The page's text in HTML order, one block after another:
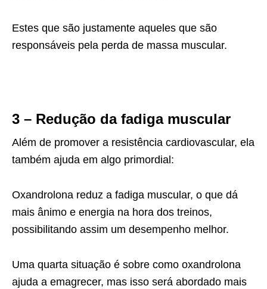
Estes que são justamente aqueles que são
responsáveis pela perda de massa muscular.
3 – Redução da fadiga muscular
Além de promover a resistência cardiovascular, ela
também ajuda em algo primordial:
Oxandrolona reduz a fadiga muscular, o que dá
mais ânimo e energia na hora dos treinos,
possibilitando assim um desempenho melhor.
Uma quarta situação é sobre como oxandrolona
ajuda a emagrecer, mas isso será abordado mais